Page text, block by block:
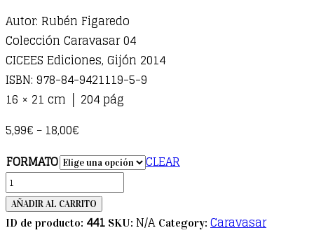
Autor: Rubén Figaredo
Colección Caravasar 04
CICEES Ediciones, Gijón 2014
ISBN: 978-84-9421119-5-9
16 × 21 cm │ 204 pág
5,99€ – 18,00€
FORMATO
CLEAR
El
auge
de
AÑADIR AL CARRITO
ID de producto: 441 SKU: N/A Category: Caravasar